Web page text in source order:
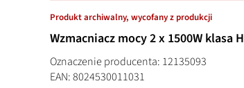
Produkt archiwalny, wycofany z produkcji
Wzmacniacz mocy 2 x 1500W klasa H
Oznaczenie producenta: 12135093
EAN: 8024530011031